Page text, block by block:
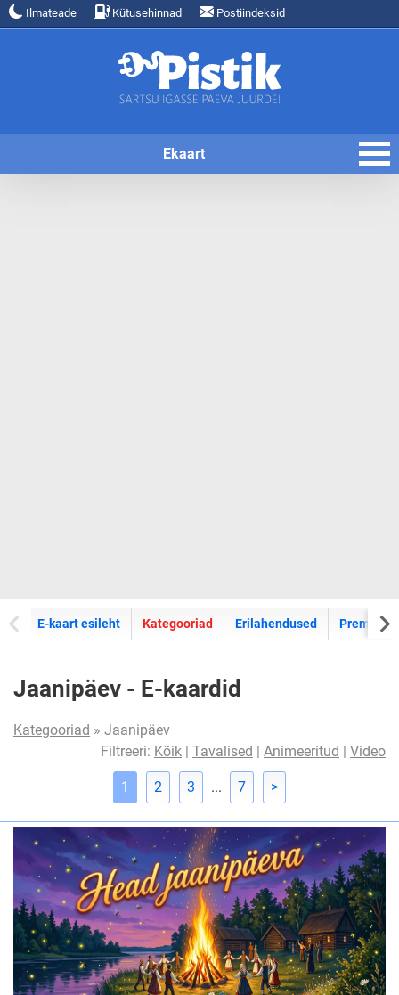
Ilmateade Kütusehinnad Postiindeksid
Ekaart
E-kaart esileht E-kaartide
Kategooriad Erilahendused Premium
Jaanipäev - E-kaardid
Kategooriad » Jaanipäev
Filtreeri: Kõik | Tavalised | Animeeritud | Video
1 2 3 ... 7 >